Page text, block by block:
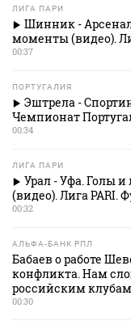
ЛИГА ПАРИ
Шинник -
моменты (видео).
00:37
ПОРТУГАЛИЯ
Эштрела -
Чемпионат
00:34
ЛИГА ПАРИ
Урал - Уфа. Голы
(видео). Лига PARI.
00:32
АЛЬФА-БАНК РПЛ
Бабаев о работе
конфликта. Нам
российским
00:30